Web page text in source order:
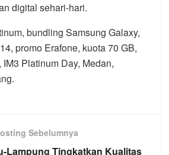
digital sehari-hari.
bundling Samsung Galaxy,
promo Erafone, kuota 70 GB,
Platinum Day, Medan,
Sebelumnya
Lampung Tingkatkan Kualitas